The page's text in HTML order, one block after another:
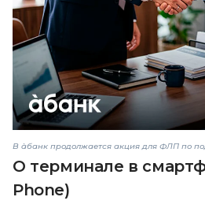
В àбанк продолжается акция для ФЛП по
О терминале в
Phone)